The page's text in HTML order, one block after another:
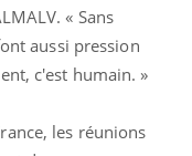
« Sans
aussi pression
c'est humain. »
les réunions